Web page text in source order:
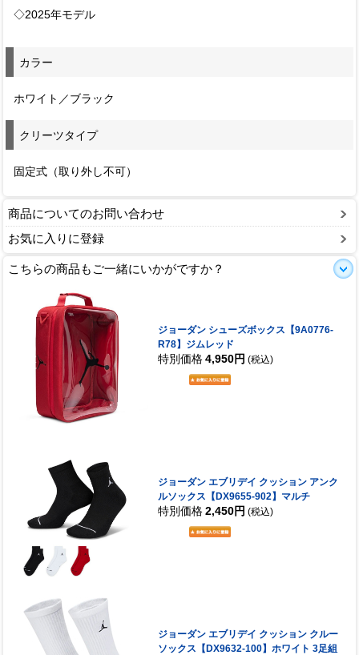
◇2025年モデル
カラー
ホワイト／ブラック
クリーツタイプ
固定式（取り外し不可）
商品についてのお問い合わせ
お気に入りに登録
こちらの商品もご一緒にいかがですか？
ジョーダン シューズボックス【9A0776-
R78】ジムレッド
特別価格 4,950円 (税込)
ジョーダン エブリデイ クッション アンク
ルソックス【DX9655-902】マルチ
特別価格 2,450円 (税込)
ジョーダン エブリデイ クッション クルー
ソックス【DX9632-100】ホワイト 3足組